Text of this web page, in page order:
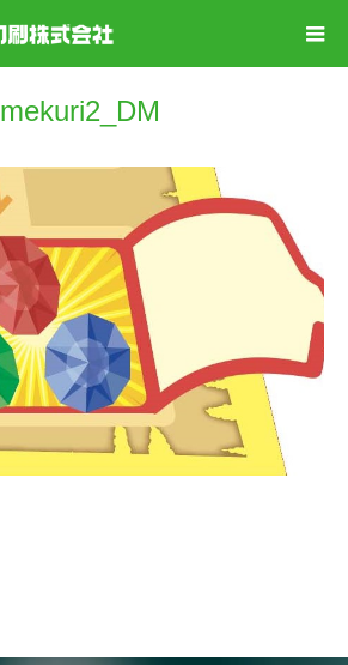
mekuri2_DM